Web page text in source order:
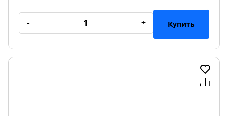
- + Купить